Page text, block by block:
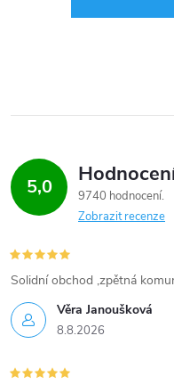
5,0
9740 hodnocení
Zobrazit recenze
Věra Janoušková
8.8.2026
Solidní obchod ,zpětná